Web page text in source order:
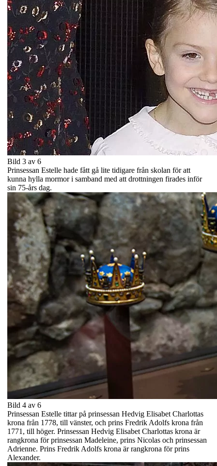
Bild 3 av 6
Prinsessan Estelle hade fått gå lite tidigare från skolan för att
kunna hylla mormor i samband med att drottningen firades inför
sin 75-års dag.
Bild 4 av 6
Prinsessan Estelle tittar på prinsessan Hedvig Elisabet Charlottas
krona från 1778, till vänster, och prins Fredrik Adolfs krona från
1771, till höger. Prinsessan Hedvig Elisabet Charlottas krona är
rangkrona för prinsessan Madeleine, prins Nicolas och prinsessan
Adrienne. Prins Fredrik Adolfs krona är rangkrona för prins
Alexander.